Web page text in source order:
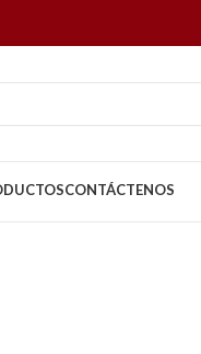
CONTÁCTENOS